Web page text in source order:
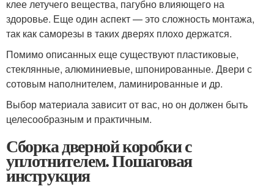
клее летучего вещества, пагубно влияющего на
здоровье. Еще один аспект — это сложность монтажа,
так как саморезы в таких дверях плохо держатся.
Помимо описанных еще существуют пластиковые,
стеклянные, алюминиевые, шпонированные. Двери с
сотовым наполнителем, ламинированные и др.
Выбор материала зависит от вас, но он должен быть
целесообразным и практичным.
Сборка дверной коробки с
уплотнителем. Пошаговая
инструкция